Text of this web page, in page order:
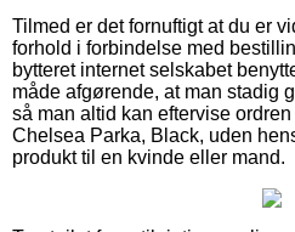
Tilmed er det fornuftigt at du er
forhold i forbindelse med
bytteret internet selskabet
måde afgørende, at man stadig
så man altid kan eftervise
Chelsea Parka, Black, uden
produkt til en kvinde eller mand.